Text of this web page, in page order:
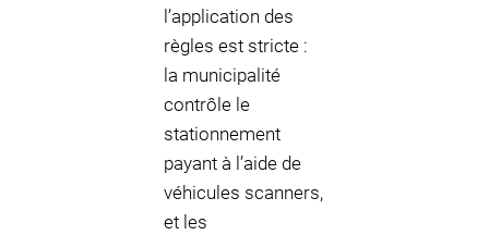
l’application des
règles est stricte :
la municipalité
contrôle le
stationnement
payant à l’aide de
véhicules scanners,
et les